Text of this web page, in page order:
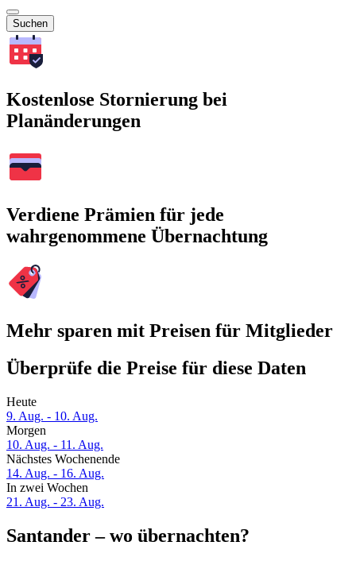
Suchen
Kostenlose Stornierung bei
Planänderungen
Verdiene Prämien für jede
wahrgenommene Übernachtung
Mehr sparen mit Preisen für Mitglieder
Überprüfe die Preise für diese Daten
Heute
9. Aug. - 10. Aug.
Morgen
10. Aug. - 11. Aug.
Nächstes Wochenende
14. Aug. - 16. Aug.
In zwei Wochen
21. Aug. - 23. Aug.
Santander – wo übernachten?